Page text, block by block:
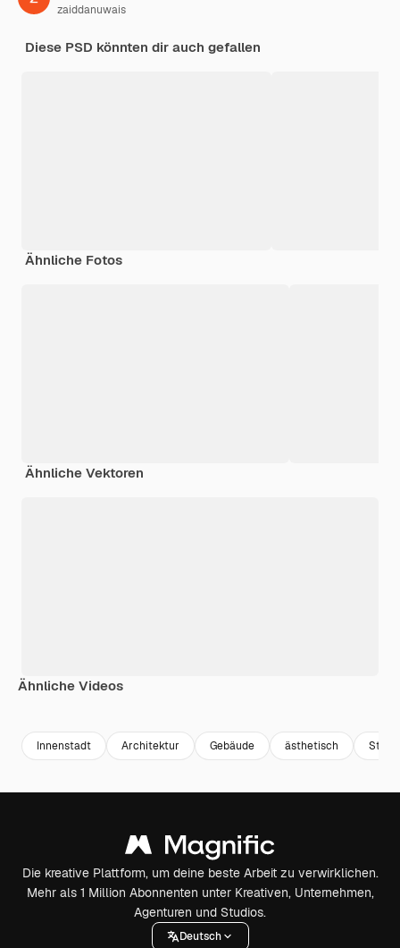
zaiddanuwais
Diese PSD könnten dir auch gefallen
Ähnliche Fotos
Ähnliche Vektoren
Ähnliche Videos
Innenstadt Architektur Gebäude ästhetisch
Die kreative Plattform, um deine beste Arbeit zu verwirklichen.
Mehr als 1 Million Abonnenten unter Kreativen, Unternehmen,
Agenturen und Studios.
Deutsch